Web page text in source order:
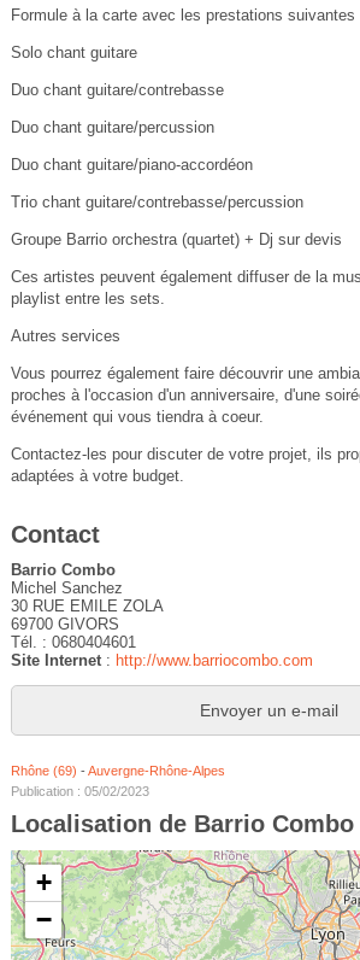
Formule à la carte avec les prestations suivantes
Solo chant guitare
Duo chant guitare/contrebasse
Duo chant guitare/percussion
Duo chant guitare/piano-accordéon
Trio chant guitare/contrebasse/percussion
Groupe Barrio orchestra (quartet) + Dj sur devis
Ces artistes peuvent également diffuser de la
playlist entre les sets.
Autres services
Vous pourrez également faire découvrir une
proches à l'occasion d'un anniversaire, d'une
événement qui vous tiendra à coeur.
Contactez-les pour discuter de votre projet, ils
adaptées à votre budget.
Contact
Barrio Combo
Michel Sanchez
30 RUE EMILE ZOLA
69700 GIVORS
Tél. : 0680404601
Site Internet: http://www.barriocombo.com
Envoyer un e-mail
Rhône (69) -Auvergne-Rhône-Alpes
Publication : 05/02/2023
Localisation de Barrio Combo
+
−